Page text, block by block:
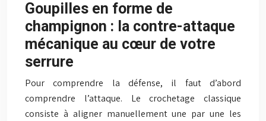
Goupilles en forme de
champignon : la contre-attaque
mécanique au cœur de votre
serrure
Pour comprendre la défense, il faut d’abord
comprendre l’attaque. Le crochetage classique
consiste à aligner manuellement une par une les